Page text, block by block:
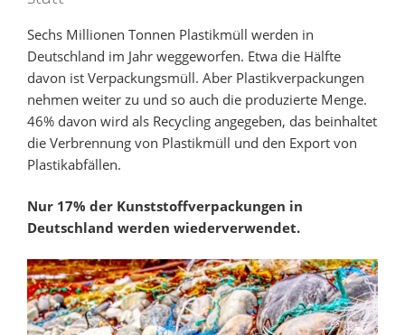
Sechs Millionen Tonnen Plastikmüll werden in
Deutschland im Jahr weggeworfen. Etwa die Hälfte
davon ist Verpackungsmüll. Aber Plastikverpackungen
nehmen weiter zu und so auch die produzierte Menge.
46% davon wird als Recycling angegeben, das beinhaltet
die Verbrennung von Plastikmüll und den Export von
Plastikabfällen.
Nur 17% der Kunststoffverpackungen in
Deutschland werden wiederverwendet.